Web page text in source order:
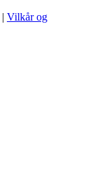
| Vilkår og